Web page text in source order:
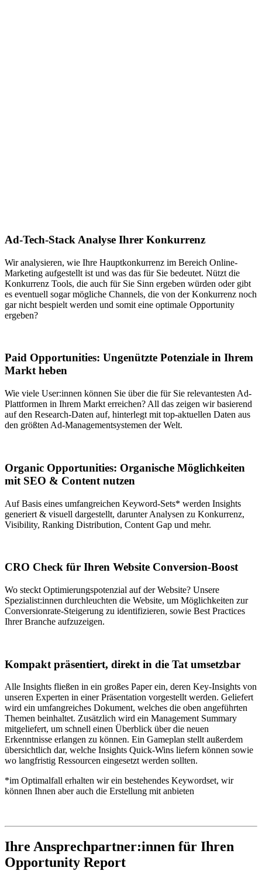
Ad-Tech-Stack Analyse Ihrer Konkurrenz
Wir analysieren, wie Ihre Hauptkonkurrenz im Bereich Online-
Marketing aufgestellt ist und was das für Sie bedeutet. Nützt die
Konkurrenz Tools, die auch für Sie Sinn ergeben würden oder gibt
es eventuell sogar mögliche Channels, die von der Konkurrenz noch
gar nicht bespielt werden und somit eine optimale Opportunity
ergeben?
Paid Opportunities: Ungenützte Potenziale in Ihrem
Markt heben
Wie viele User:innen können Sie über die für Sie relevantesten Ad-
Plattformen in Ihrem Markt erreichen? All das zeigen wir basierend
auf den Research-Daten auf, hinterlegt mit top-aktuellen Daten aus
den größten Ad-Managementsystemen der Welt.
Organic Opportunities: Organische Möglichkeiten
mit SEO & Content nutzen
Auf Basis eines umfangreichen Keyword-Sets* werden Insights
generiert & visuell dargestellt, darunter Analysen zu Konkurrenz,
Visibility, Ranking Distribution, Content Gap und mehr.
CRO Check für Ihren Website Conversion-Boost
Wo steckt Optimierungspotenzial auf der Website? Unsere
Spezialist:innen durchleuchten die Website, um Möglichkeiten zur
Conversionrate-Steigerung zu identifizieren, sowie Best Practices
Ihrer Branche aufzuzeigen.
Kompakt präsentiert, direkt in die Tat umsetzbar
Alle Insights fließen in ein großes Paper ein, deren Key-Insights von
unseren Experten in einer Präsentation vorgestellt werden. Geliefert
wird ein umfangreiches Dokument, welches die oben angeführten
Themen beinhaltet. Zusätzlich wird ein Management Summary
mitgeliefert, um schnell einen Überblick über die neuen
Erkenntnisse erlangen zu können. Ein Gameplan stellt außerdem
übersichtlich dar, welche Insights Quick-Wins liefern können sowie
wo langfristig Ressourcen eingesetzt werden sollten.
*im Optimalfall erhalten wir ein bestehendes Keywordset, wir
können Ihnen aber auch die Erstellung mit anbieten
Ihre Ansprechpartner:innen für Ihren
Opportunity Report